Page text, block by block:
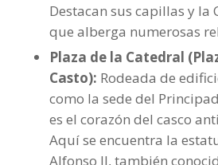
Destacan sus capillas y la
que alberga numerosas
Plaza de la Catedral
Casto): Rodeada de
como la sede del
es el corazón del casco
Aquí se encuentra la
Alfonso II, también